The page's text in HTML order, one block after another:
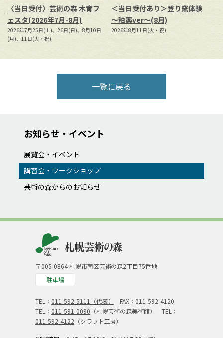
〈当日受付〉芸術の森 木育フ
ェスタ(2026年7月-8月)
2026年7月25日(土)、26日(日)、8月10日
(月)、11日(火・祝)
＜当日受付あり＞登り窯体験
～釉薬ver～(8月)
2026年8月11日(火・祝)
一覧に戻る
お知らせ・イベント
展覧会・イベント
講習会・ワークショップ
芸術の森からのお知らせ
〒005-0864 札幌市南区芸術の森2丁目75番地
駐車場
TEL： 011-592-5111（代表）
FAX：011-592-4120
TEL： 011-591-0090 （札幌芸術の森美術館） TEL：
011-592-4122 （クラフト工房）